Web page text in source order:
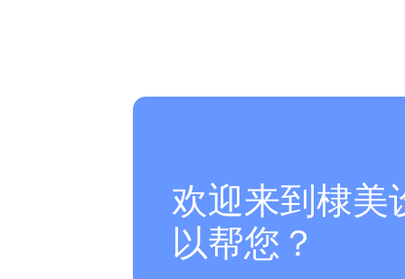
欢迎来到棣美
以帮您？